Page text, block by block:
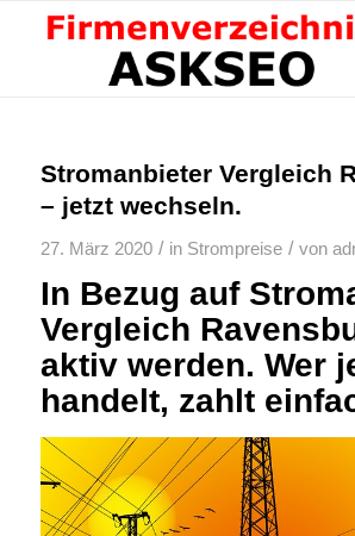
Stromanbieter Vergleich
– jetzt wechseln.
27. März 2020 / in Strompreise / von
In Bezug auf
Vergleich
aktiv werden. Wer
handelt, zahlt